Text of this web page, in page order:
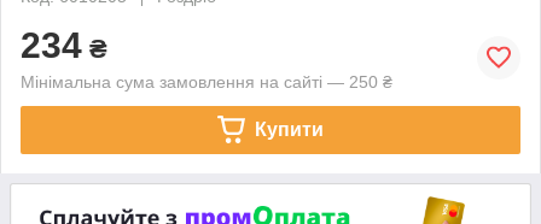
234 ₴
Мінімальна сума замовлення на сайті — 250 ₴
Купити